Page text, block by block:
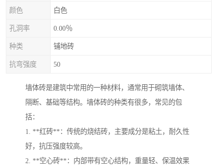
颜色 白色
孔洞率 0.00％
种类 铺地砖
抗弯强度 50
墙体砖是建筑中常用的一种材料，通常用于砌筑墙体、
隔断、基础等结构。墙体砖的种类有很多，常见的包
括：
1. **红砖**：传统的烧结砖，主要成分是粘土，耐久性
好，抗压强度较高。
2. **空心砖**：内部带有空心结构，重量轻、保温效果